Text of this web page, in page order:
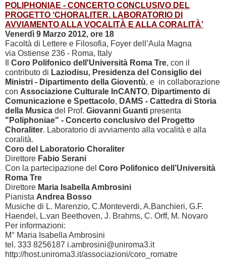
POLIPHONIAE - CONCERTO CONCLUSIVO DEL
PROGETTO ‘CHORALITER. LABORATORIO DI
AVVIAMENTO ALLA VOCALITÀ E ALLA CORALITÀ’
Venerdì 9 Marzo 2012, ore 18
Facoltà di Lettere e Filosofia, Foyer dell’Aula Magna
via Ostiense 236 - Roma, Italy
Coro Polifonico dell'Università Roma Tre, con il
contributo di Laziodisu, Presidenza del Consiglio dei
Ministri - Dipartimento della Gioventù, e in collaborazione
con Associazione Culturale InCANTO, Dipartimento di
Comunicazione e Spettacolo, DAMS - Cattedra di Storia
della Musica del Prof. Giovanni Guanti presenta
"Poliphoniae" - Concerto conclusivo del Progetto
Choraliter. Laboratorio di avviamento alla vocalità e alla
coralità.
Coro del Laboratorio Choraliter
Direttore Fabio Serani
Con la partecipazione del Coro Polifonico dell’Università
Roma Tre
Direttore Maria Isabella Ambrosini
Pianista Andrea Bosso
Musiche di L. Marenzio, C.Monteverdi, A.Banchieri, G.F.
Haendel, L.van Beethoven, J. Brahms, C. Orff, M. Novaro
Per informazioni:
M° Maria Isabella Ambrosini
tel. 333 8256187 i.ambrosini@uniroma3.it
http://host.uniroma3.it/associazioni/coro_romatre